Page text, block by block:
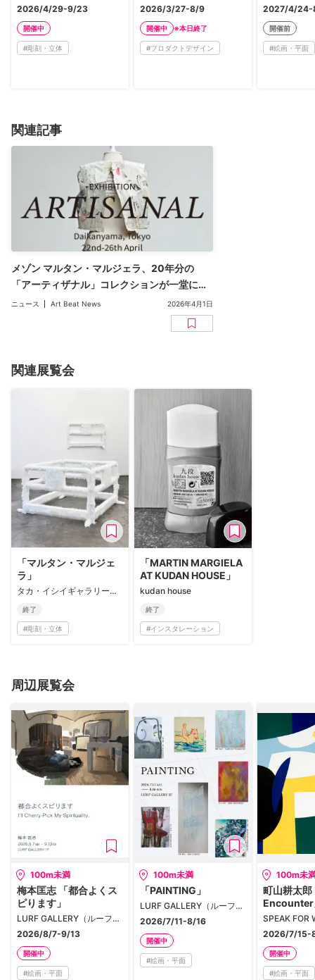
2026/4/29-9/23
開催中
#彫刻・立体
2026/3/27-8/9
開催中 ※本日終了
#プロダクトデザイン
2027/4/24-
開催前
#絵画・平面
関連記事
メゾン マルタン・マルジェラ、20年分の
「アーティザナル」コレクションが一堂に集
結する展覧会。代官山で4月開催
ニュース Art Beat News 2026年4月1日
関連展覧会
「マルタン・マルジェ
ラ」
タカ・イシイギャラリー京都
終了
#彫刻・立体
「MARTIN MARGIELA
AT KUDAN HOUSE」
kudan house
終了
#インスタレーション
周辺展覧会
100m未満
梅本匡志 「都合よくス
ピります」
LURF GALLERY（ルーフギャラリー）
2026/8/7-9/13
開催中
#絵画・平面
100m未満
「PAINTING」
LURF GALLERY（ルーフギャラリー）
2026/7/11-8/16
開催中
#絵画・平面
100m未
町山耕太郎
Encounter
SPEAK FOR
2026/7/15-
開催中
#絵画・平面